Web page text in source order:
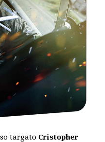
targato Cristopher